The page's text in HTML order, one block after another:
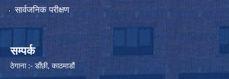
सार्वजनिक परीक्षण
सम्पर्क
ठेगाना :- डाँछी, काठमाडौं